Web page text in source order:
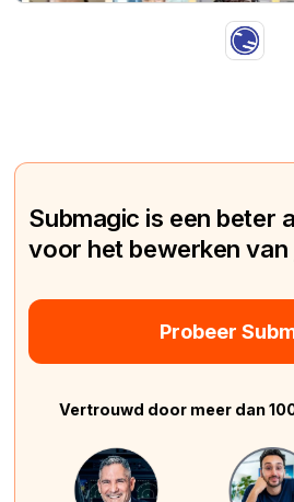
Submagic is een beter
voor het bewerken van
Probeer
Vertrouwd door meer dan